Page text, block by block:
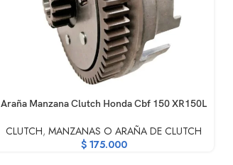
AÑADIR AL CARRITO
Araña Manzana Clutch Honda Cbf 150 XR150L
CLUTCH,MANZANAS O ARAÑA DE CLUTCH
$175.000